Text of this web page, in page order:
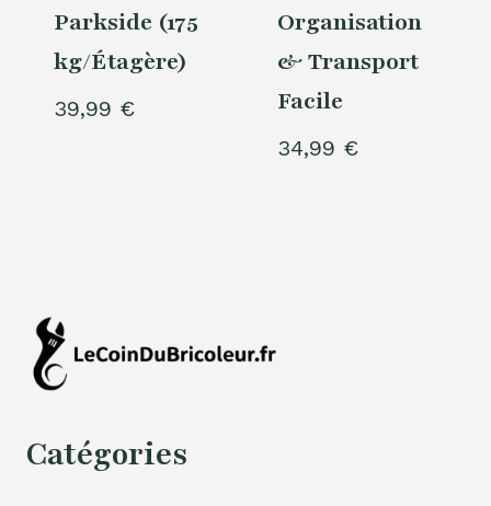
Parkside (175
kg/Étagère)
39,99 €
Organisation
& Transport
Facile
34,99 €
Catégories